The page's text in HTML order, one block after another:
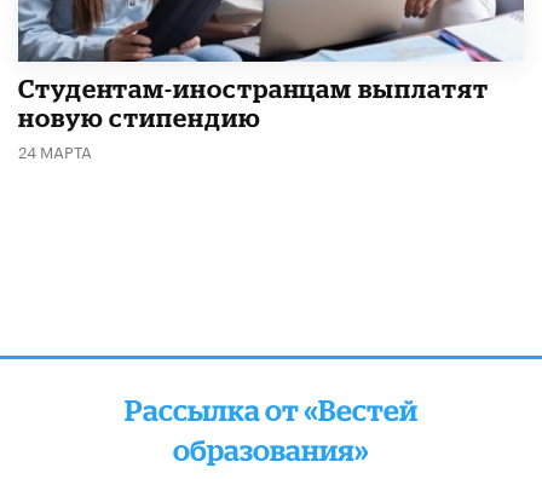
Студентам-иностранцам выплатят
новую стипендию
24 МАРТА
Рассылка от «Вестей
образования»